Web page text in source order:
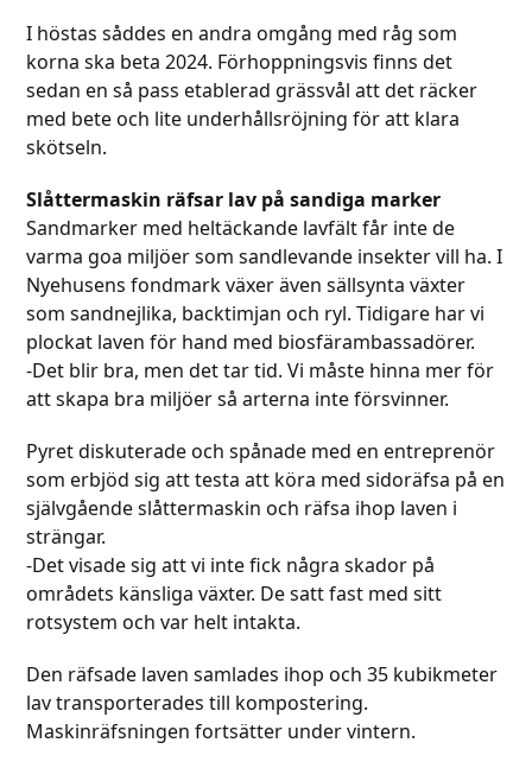
I höstas såddes en andra omgång med råg som
korna ska beta 2024. Förhoppningsvis finns det
sedan en så pass etablerad grässvål att det räcker
med bete och lite underhållsröjning för att klara
skötseln.
Slåttermaskin räfsar lav på sandiga marker
Sandmarker med heltäckande lavfält får inte de
varma goa miljöer som sandlevande insekter vill ha. I
Nyehusens fondmark växer även sällsynta växter
som sandnejlika, backtimjan och ryl. Tidigare har vi
plockat laven för hand med biosfärambassadörer.
-Det blir bra, men det tar tid. Vi måste hinna mer för
att skapa bra miljöer så arterna inte försvinner.
Pyret diskuterade och spånade med en entreprenör
som erbjöd sig att testa att köra med sidoräfsa på en
självgående slåttermaskin och räfsa ihop laven i
strängar.
-Det visade sig att vi inte fick några skador på
områdets känsliga växter. De satt fast med sitt
rotsystem och var helt intakta.
Den räfsade laven samlades ihop och 35 kubikmeter
lav transporterades till kompostering.
Maskinräfsningen fortsätter under vintern.